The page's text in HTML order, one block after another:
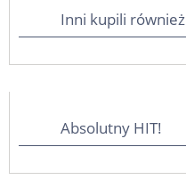
Inni kupili również
Absolutny HIT!